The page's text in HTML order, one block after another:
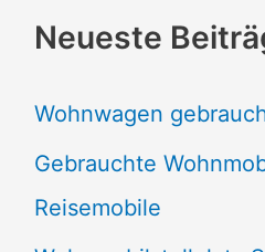
Neueste
Wohnwagen
Gebrauchte
Reisemobile